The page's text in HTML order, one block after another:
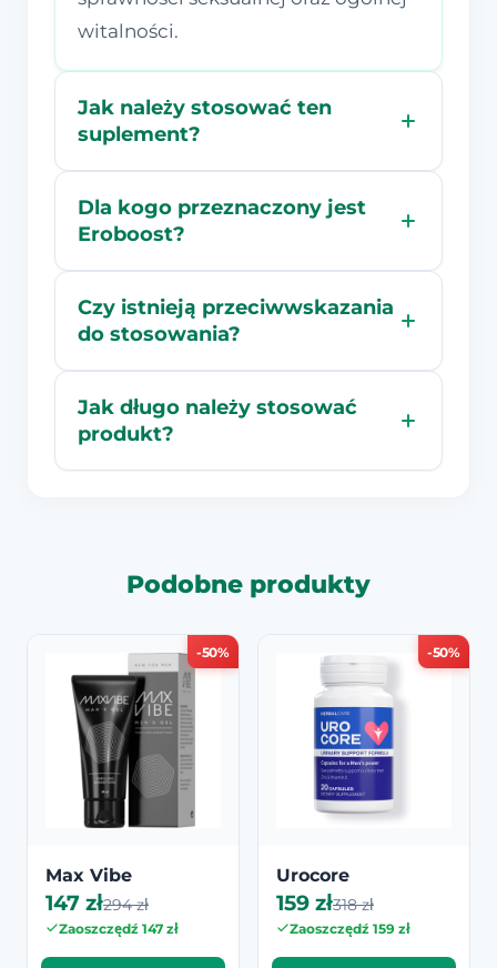
witalności.
Jak należy stosować ten
suplement?
Dla kogo przeznaczony jest
Eroboost?
Czy istnieją przeciwwskazania
do stosowania?
Jak długo należy stosować
produkt?
Podobne produkty
-50%
Max Vibe
147 zł294 zł
Zaoszczędź 147 zł
-50%
Urocore
159 zł318 zł
Zaoszczędź 159 zł